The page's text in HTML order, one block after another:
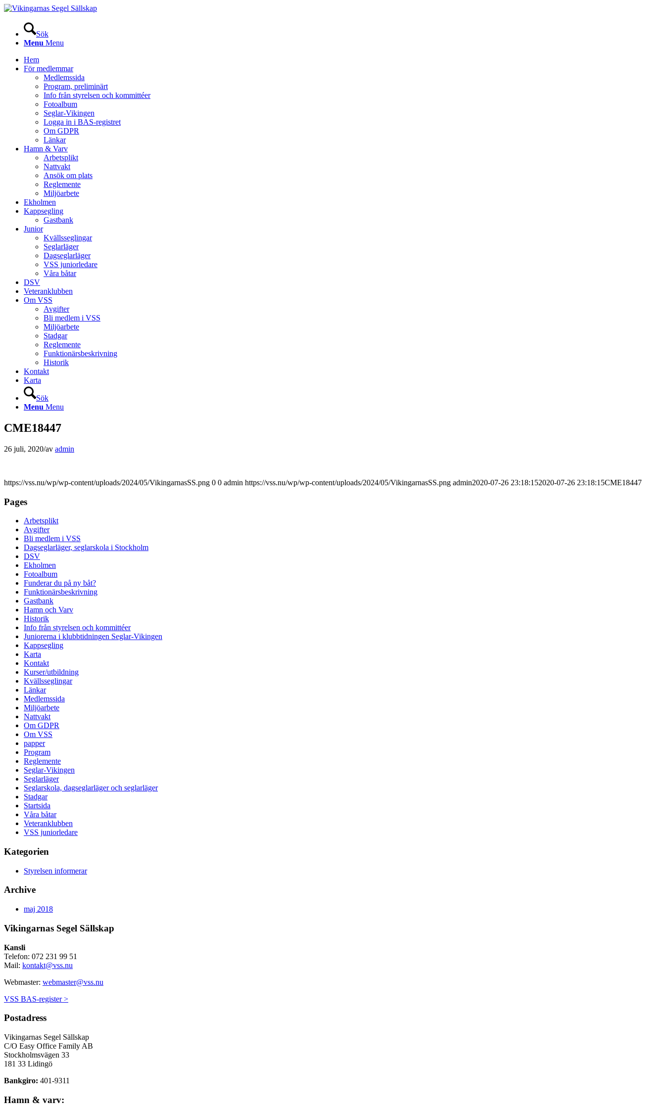
Sök
Menu Menu
Hem
För medlemmar
Medlemssida
Program, preliminärt
Info från styrelsen och kommittéer
Fotoalbum
Seglar-Vikingen
Logga in i BAS-registret
Om GDPR
Länkar
Hamn & Varv
Arbetsplikt
Nattvakt
Ansök om plats
Reglemente
Miljöarbete
Ekholmen
Kappsegling
Gastbank
Junior
Kvällsseglingar
Seglarläger
Dagseglarläger
VSS juniorledare
Våra båtar
DSV
Veteranklubben
Om VSS
Avgifter
Bli medlem i VSS
Miljöarbete
Stadgar
Reglemente
Funktionärsbeskrivning
Historik
Kontakt
Karta
Sök
Menu Menu
CME18447
26 juli, 2020/av admin
https://vss.nu/wp/wp-content/uploads/2024/05/VikingarnasSS.png 0 0 admin https://vss.nu/wp/wp-content/uploads/2024/05/VikingarnasSS.png admin2020-07-26 23:18:152020-07-26 23:18:15CME18447
Pages
Arbetsplikt
Avgifter
Bli medlem i VSS
Dagseglarläger, seglarskola i Stockholm
DSV
Ekholmen
Fotoalbum
Funderar du på ny båt?
Funktionärsbeskrivning
Gastbank
Hamn och Varv
Historik
Info från styrelsen och kommittéer
Juniorerna i klubbtidningen Seglar-Vikingen
Kappsegling
Karta
Kontakt
Kurser/utbildning
Kvällsseglingar
Länkar
Medlemssida
Miljöarbete
Nattvakt
Om GDPR
Om VSS
papper
Program
Reglemente
Seglar-Vikingen
Seglarläger
Seglarskola, dagseglarläger och seglarläger
Stadgar
Startsida
Våra båtar
Veteranklubben
VSS juniorledare
Kategorien
Styrelsen informerar
Archive
maj 2018
Vikingarnas Segel Sällskap
Kansli
Telefon: 072 231 99 51
Mail: kontakt@vss.nu
Webmaster: webmaster@vss.nu
VSS BAS-register >
Postadress
Vikingarnas Segel Sällskap
C/O Easy Office Family AB
Stockholmsvägen 33
181 33 Lidingö
Bankgiro: 401-9311
Hamn & varv: